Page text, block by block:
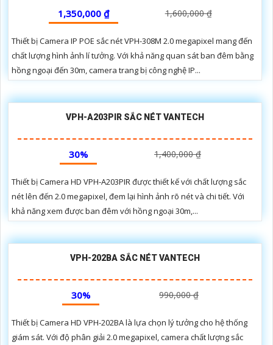
1,350,000 ₫ 1,600,000 ₫
Thiết bị Camera IP POE sắc nét VPH-308M 2.0 megapixel mang đến
chất lượng hình ảnh lí tưởng. Với khả năng quan sát ban đêm bằng
hồng ngoại đến 30m, camera trang bị công nghệ IP...
VPH-A203PIR SẮC NÉT VANTECH
30% 1,400,000 ₫
Thiết bị Camera HD VPH-A203PIR được thiết kế với chất lượng sắc
nét lên đến 2.0 megapixel, đem lại hình ảnh rõ nét và chi tiết. Với
khả năng xem được ban đêm với hồng ngoại 30m,...
VPH-202BA SẮC NÉT VANTECH
30% 990,000 ₫
Thiết bị Camera HD VPH-202BA là lựa chọn lý tưởng cho hệ thống
giám sát. Với độ phân giải 2.0 megapixel, camera chất lượng sắc